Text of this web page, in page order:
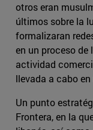
otros eran
últimos sobre la
formalizaran
en un proceso de
actividad
llevada a cabo
Un punto
Frontera, en la